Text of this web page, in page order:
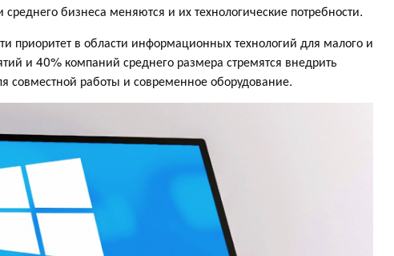
бизнеса меняются и их технологические потребности.
приоритет в области информационных технологий для малого и
и 40% компаний среднего размера стремятся внедрить
совместной работы и современное оборудование.